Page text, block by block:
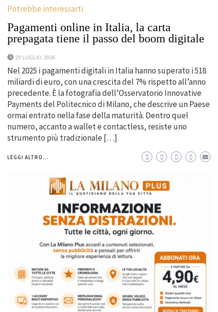
Potrebbe interessarti
Pagamenti online in Italia, la carta
prepagata tiene il passo del boom digitale
29 LUGLIO 2026
Nel 2025 i pagamenti digitali in Italia hanno superato i 518
miliardi di euro, con una crescita del 7% rispetto all’anno
precedente. È la fotografia dell’Osservatorio Innovative
Payments del Politecnico di Milano, che descrive un Paese
ormai entrato nella fase della maturità. Dentro quel
numero, accanto a wallet e contactless, resiste uno
strumento più tradizionale […]
LEGGI ALTRO...